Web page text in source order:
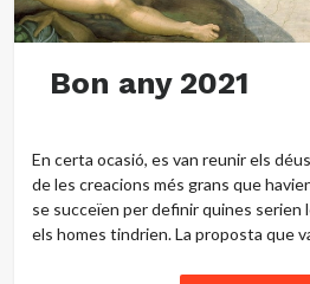
Bon any 2021
En certa ocasió, es van reunir els
de les creacions més grans que
se succeïen per definir quines
els homes tindrien. La proposta que